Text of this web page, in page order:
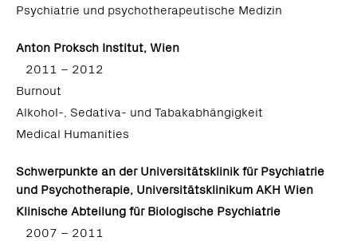
Psychiatrie und psychotherapeutische Medizin
Anton Proksch Institut, Wien
2011 – 2012
Burnout
Alkohol-, Sedativa- und Tabakabhängigkeit
Medical Humanities
Schwerpunkte an der Universitätsklinik für Psychiatrie
und Psychotherapie, Universitätsklinikum AKH Wien
Klinische Abteilung für Biologische Psychiatrie
2007 – 2011